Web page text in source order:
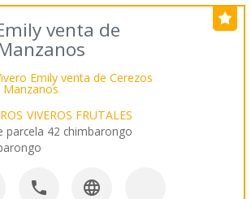
venta de
VIVEROS FRUTALES
parcela 42 chimbarongo
 